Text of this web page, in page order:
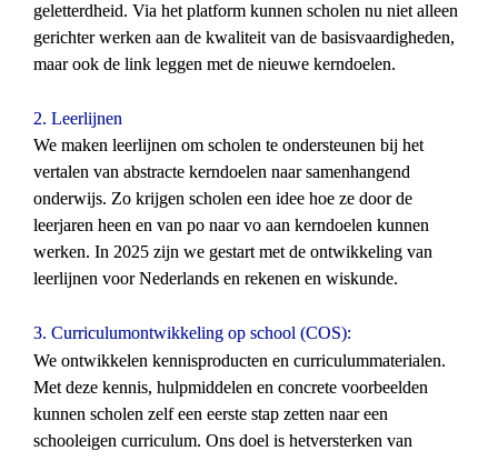
geletterdheid. Via het platform kunnen scholen nu niet alleen
gerichter werken aan de kwaliteit van de basisvaardigheden,
maar ook de link leggen met de nieuwe kerndoelen.
2. Leerlijnen
We maken leerlijnen om scholen te ondersteunen bij het
vertalen van abstracte kerndoelen naar samenhangend
onderwijs. Zo krijgen scholen een idee hoe ze door de
leerjaren heen en van po naar vo aan kerndoelen kunnen
werken. In 2025 zijn we gestart met de ontwikkeling van
leerlijnen voor Nederlands en rekenen en wiskunde.
3. Curriculumontwikkeling op school (COS):
We ontwikkelen kennisproducten en curriculummaterialen.
Met deze kennis, hulpmiddelen en concrete voorbeelden
kunnen scholen zelf een eerste stap zetten naar een
schooleigen curriculum. Ons doel is hetversterken van